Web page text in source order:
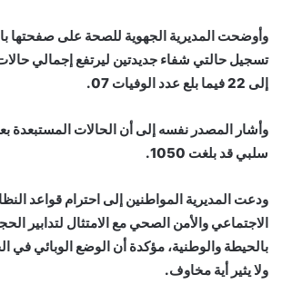
وأوضحت المديرية الجهوية للصحة على صفحتها
تسجيل حالتي شفاء جديدتين ليرتفع إجمالي
إلى 22 فيما بلع عدد الوفيات 07.
وأشار المصدر نفسه إلى أن الحالات المستبعدة
سلبي قد بلغت 1050.
ودعت المديرية المواطنين إلى احترام قواعد
الاجتماعي والأمن الصحي مع الامتثال لتدابير
بالحيطة والوطنية، مؤكدة أن الوضع الوبائي في
ولا يثير أية مخاوف.